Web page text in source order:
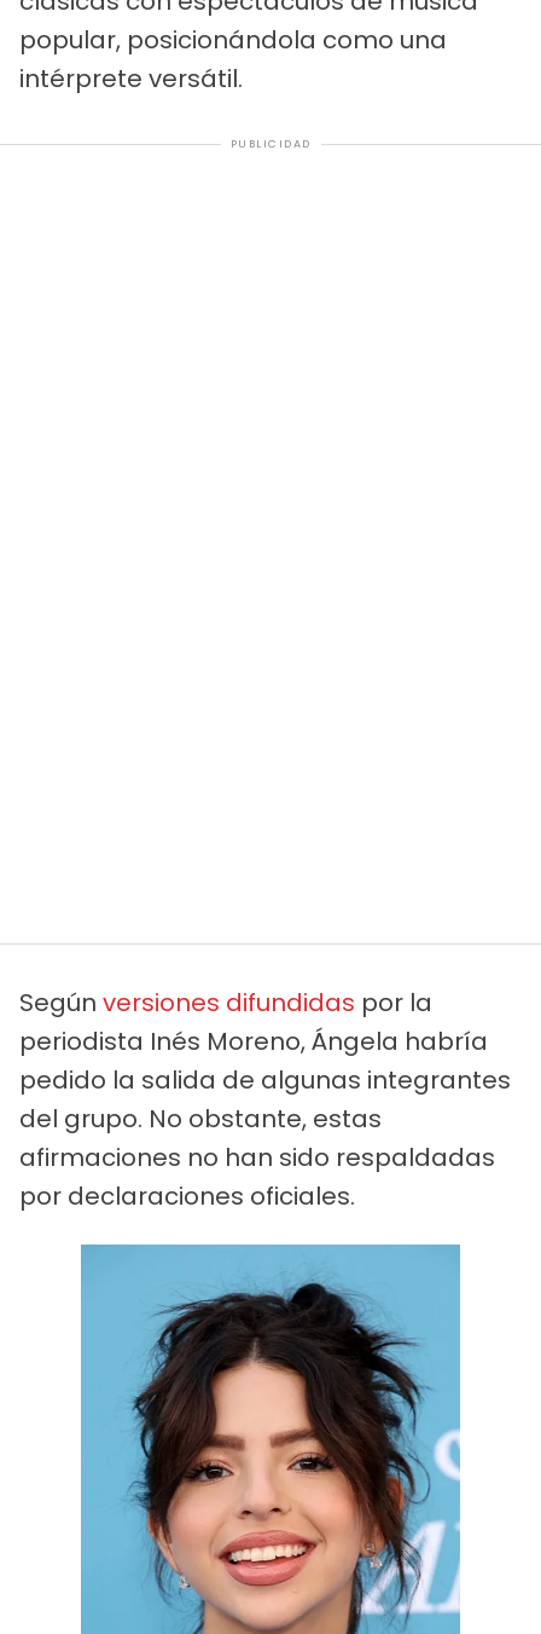
popular, posicionándola como una
intérprete versátil.
PUBLICIDAD
Según versiones difundidas por la
periodista Inés Moreno, Ángela habría
pedido la salida de algunas integrantes
del grupo. No obstante, estas
afirmaciones no han sido respaldadas
por declaraciones oficiales.